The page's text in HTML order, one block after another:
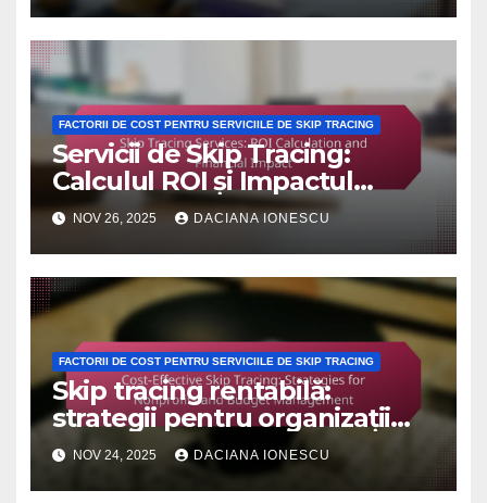
FACTORII DE COST PENTRU SERVICIILE DE SKIP TRACING
Servicii de Skip Tracing:
Calculul ROI și Impactul
Financiar
NOV 26, 2025 DACIANA IONESCU
FACTORII DE COST PENTRU SERVICIILE DE SKIP TRACING
Skip tracing rentabilă:
strategii pentru organizații
nonprofit și gestionarea
bugetului
NOV 24, 2025 DACIANA IONESCU